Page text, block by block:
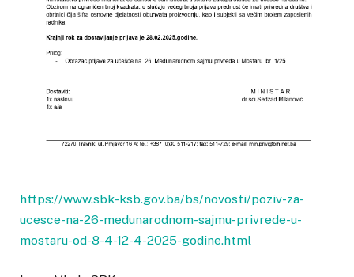
https://www.sbk-ksb.gov.ba/bs/novosti/poziv-za-
ucesce-na-26-medunarodnom-sajmu-privrede-u-
mostaru-od-8-4-12-4-2025-godine.html